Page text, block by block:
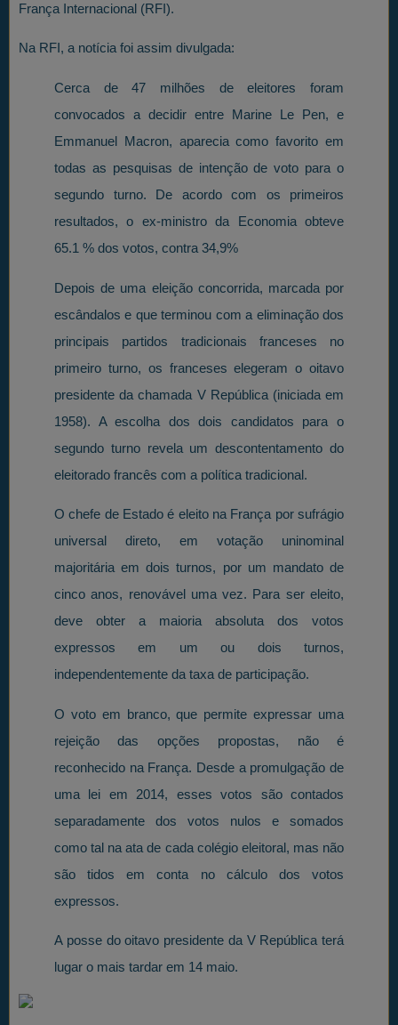
França Internacional (RFI).
Na RFI, a notícia foi assim divulgada:
Cerca de 47 milhões de eleitores foram
convocados a decidir entre Marine Le Pen, e
Emmanuel Macron, aparecia como favorito em
todas as pesquisas de intenção de voto para o
segundo turno. De acordo com os primeiros
resultados, o ex-ministro da Economia obteve
65.1 % dos votos, contra 34,9%
Depois de uma eleição concorrida, marcada por
escândalos e que terminou com a eliminação dos
principais partidos tradicionais franceses no
primeiro turno, os franceses elegeram o oitavo
presidente da chamada V República (iniciada em
1958). A escolha dos dois candidatos para o
segundo turno revela um descontentamento do
eleitorado francês com a política tradicional.
O chefe de Estado é eleito na França por sufrágio
universal direto, em votação uninominal
majoritária em dois turnos, por um mandato de
cinco anos, renovável uma vez. Para ser eleito,
deve obter a maioria absoluta dos votos
expressos em um ou dois turnos,
independentemente da taxa de participação.
O voto em branco, que permite expressar uma
rejeição das opções propostas, não é
reconhecido na França. Desde a promulgação de
uma lei em 2014, esses votos são contados
separadamente dos votos nulos e somados
como tal na ata de cada colégio eleitoral, mas não
são tidos em conta no cálculo dos votos
expressos.
A posse do oitavo presidente da V República terá
lugar o mais tardar em 14 maio.